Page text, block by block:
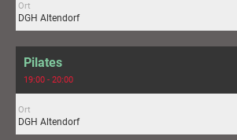
Ort
DGH Altendorf
Pilates
19:00 - 20:00
Ort
DGH Altendorf